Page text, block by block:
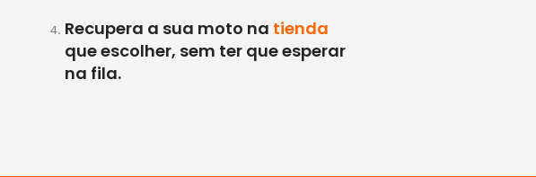
Recupera a sua moto na tienda
que escolher, sem ter que esperar
na fila.